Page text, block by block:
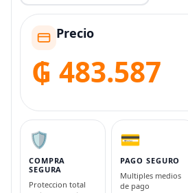
Precio
₲ 483.587
🛡️
COMPRA
SEGURA
Proteccion total
💳
PAGO SEGURO
Multiples medios
de pago